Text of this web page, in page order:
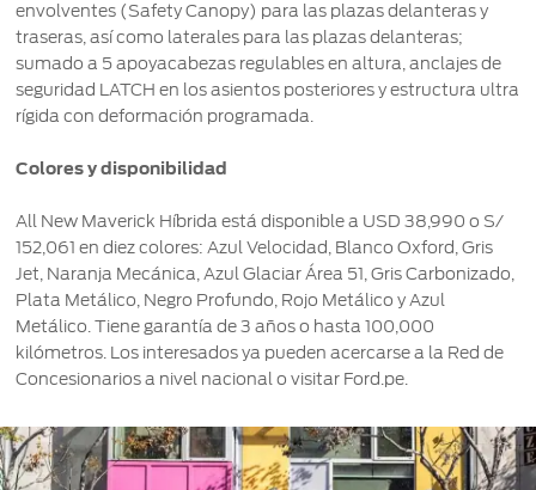
envolventes (Safety Canopy) para las plazas delanteras y
traseras, así como laterales para las plazas delanteras;
sumado a 5 apoyacabezas regulables en altura, anclajes de
seguridad LATCH en los asientos posteriores y estructura ultra
rígida con deformación programada.
Colores y disponibilidad
All New Maverick Híbrida está disponible a USD 38,990 o S/
152,061 en diez colores: Azul Velocidad, Blanco Oxford, Gris
Jet, Naranja Mecánica, Azul Glaciar Área 51, Gris Carbonizado,
Plata Metálico, Negro Profundo, Rojo Metálico y Azul
Metálico. Tiene garantía de 3 años o hasta 100,000
kilómetros. Los interesados ya pueden acercarse a la Red de
Concesionarios a nivel nacional o visitar Ford.pe.